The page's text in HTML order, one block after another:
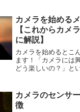
カメラを始める
【これからカメ
に解説】
カメラを始めるとこ
ます！「カメラには
どう楽しいの？」と
カメラのセンサ
徴